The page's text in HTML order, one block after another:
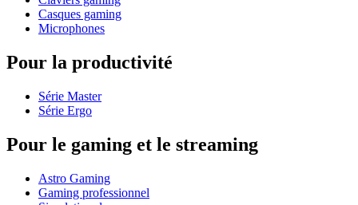
Casques gaming
Microphones
Pour la productivité
Série Master
Série Ergo
Pour le gaming et le streaming
Astro Gaming
Gaming professionnel